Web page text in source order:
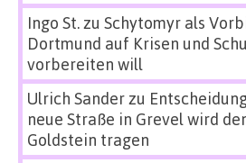
Ingo St.zu Schytomyr als
Dortmund auf Krisen und
vorbereiten will
Ulrich Sanderzu
neue Straße in Grevel wird
Goldstein tragen